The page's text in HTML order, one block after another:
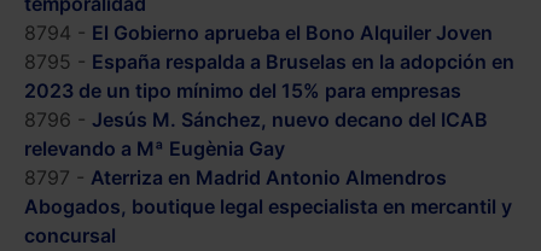
8794 - El Gobierno aprueba el Bono Alquiler Joven
8795 - España respalda a Bruselas en la adopción en
2023 de un tipo mínimo del 15% para empresas
8796 - Jesús M. Sánchez, nuevo decano del ICAB
relevando a Mª Eugènia Gay
8797 - Aterriza en Madrid Antonio Almendros
Abogados, boutique legal especialista en mercantil y
concursal